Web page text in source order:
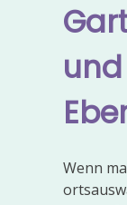
Wenn